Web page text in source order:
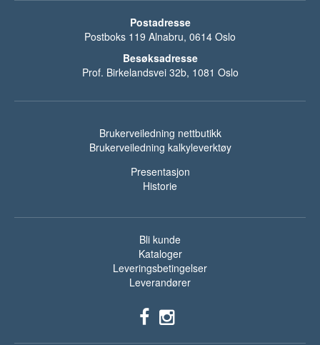
Postadresse
Postboks 119 Alnabru, 0614 Oslo
Besøksadresse
Prof. Birkelandsvei 32b, 1081 Oslo
Brukerveiledning nettbutikk
Brukerveiledning kalkyleverktøy
Presentasjon
Historie
Bli kunde
Kataloger
Leveringsbetingelser
Leverandører